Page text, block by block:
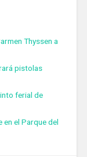
Thyssen a
pistolas
ferial de
el Parque del